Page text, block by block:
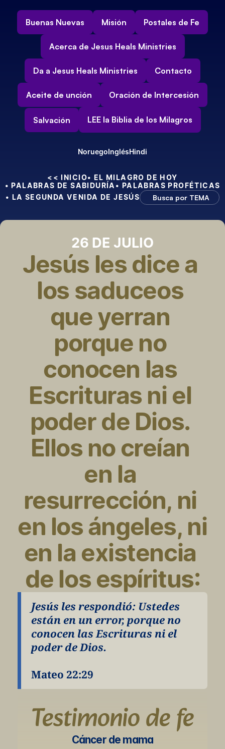
Buenas Nuevas Misión Postales de Fe
Acerca de Jesus Heals Ministries
Da a Jesus Heals Ministries Contacto
Aceite de unción Oración de Intercesión
Salvación LEE la Biblia de los Milagros
NoruegoInglésHindi
<< INICIO• EL MILAGRO DE HOY
• PALABRAS DE SABIDURÍA • PALABRAS PROFÉTICAS
• LA SEGUNDA VENIDA DE JESÚS
Busca por TEMA
26 DE JULIO
Jesús les dice a
los saduceos
que yerran
porque no
conocen las
Escrituras ni el
poder de Dios.
Ellos no creían
en la
resurrección, ni
en los ángeles, ni
en la existencia
de los espíritus:
Jesús les respondió: Ustedes
están en un error, porque no
conocen las Escrituras ni el
poder de Dios.
Mateo 22:29
Testimonio de fe
Cáncer de mama